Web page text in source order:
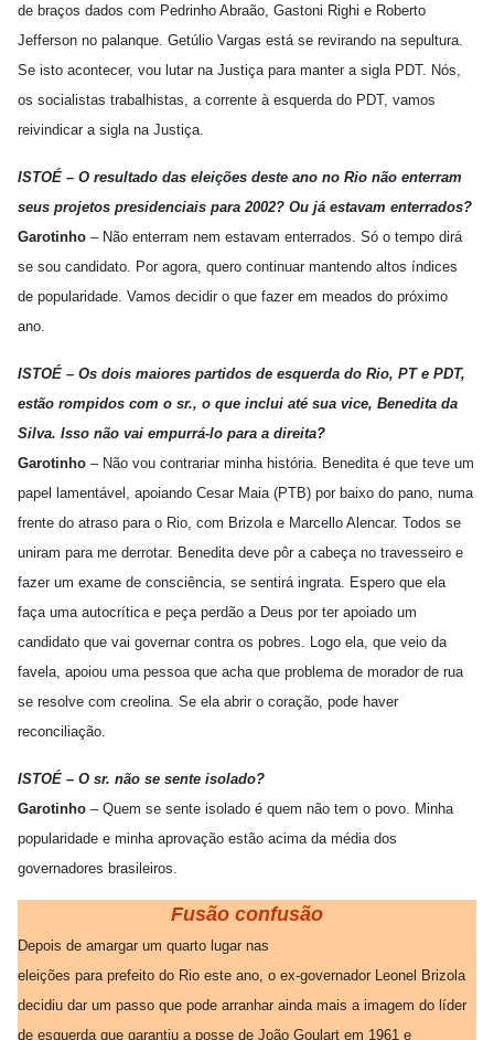
de braços dados com Pedrinho Abraão, Gastoni Righi e Roberto
Jefferson no palanque. Getúlio Vargas está se revirando na sepultura.
Se isto acontecer, vou lutar na Justiça para manter a sigla PDT. Nós,
os socialistas trabalhistas, a corrente à esquerda do PDT, vamos
reivindicar a sigla na Justiça.
ISTOÉ – O resultado das eleições deste ano no Rio não enterram
seus projetos presidenciais para 2002? Ou já estavam enterrados?
Garotinho – Não enterram nem estavam enterrados. Só o tempo dirá
se sou candidato. Por agora, quero continuar mantendo altos índices
de popularidade. Vamos decidir o que fazer em meados do próximo
ano.
ISTOÉ – Os dois maiores partidos de esquerda do Rio, PT e PDT,
estão rompidos com o sr., o que inclui até sua vice, Benedita da
Silva. Isso não vai empurrá-lo para a direita?
Garotinho – Não vou contrariar minha história. Benedita é que teve um
papel lamentável, apoiando Cesar Maia (PTB) por baixo do pano, numa
frente do atraso para o Rio, com Brizola e Marcello Alencar. Todos se
uniram para me derrotar. Benedita deve pôr a cabeça no travesseiro e
fazer um exame de consciência, se sentirá ingrata. Espero que ela
faça uma autocrítica e peça perdão a Deus por ter apoiado um
candidato que vai governar contra os pobres. Logo ela, que veio da
favela, apoiou uma pessoa que acha que problema de morador de rua
se resolve com creolina. Se ela abrir o coração, pode haver
reconciliação.
ISTOÉ – O sr. não se sente isolado?
Garotinho – Quem se sente isolado é quem não tem o povo. Minha
popularidade e minha aprovação estão acima da média dos
governadores brasileiros.
Fusão confusão
Depois de amargar um quarto lugar nas
eleições para prefeito do Rio este ano, o ex-governador Leonel Brizola
decidiu dar um passo que pode arranhar ainda mais a imagem do líder
de esquerda que garantiu a posse de João Goulart em 1961 e